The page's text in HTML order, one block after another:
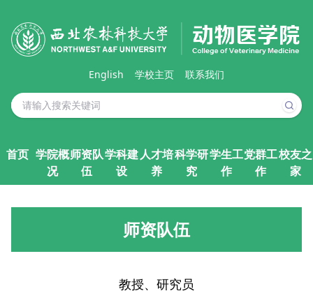
English 学校主页 联系我们
首页 学院概
况
师资队
伍
学科建
设
人才培
养
科学研
究
学生工
作
党群工
作
校友之
家
师资队伍
教授、研究员